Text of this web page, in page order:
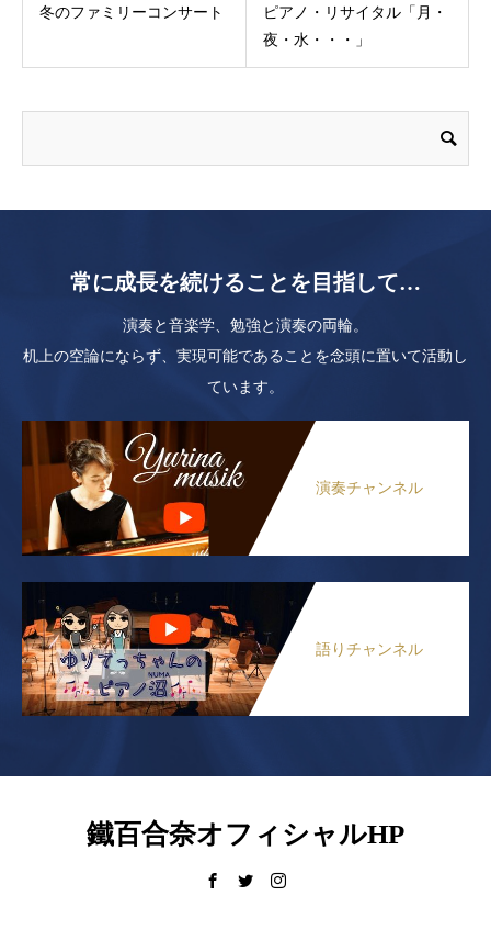
冬のファミリーコンサート
ピアノ・リサイタル「月・
夜・水・・・」
常に成長を続けることを目指して…
演奏と音楽学、勉強と演奏の両輪。
机上の空論にならず、実現可能であることを念頭に置いて活動し
ています。
演奏チャンネル
語りチャンネル
鐵百合奈オフィシャルHP